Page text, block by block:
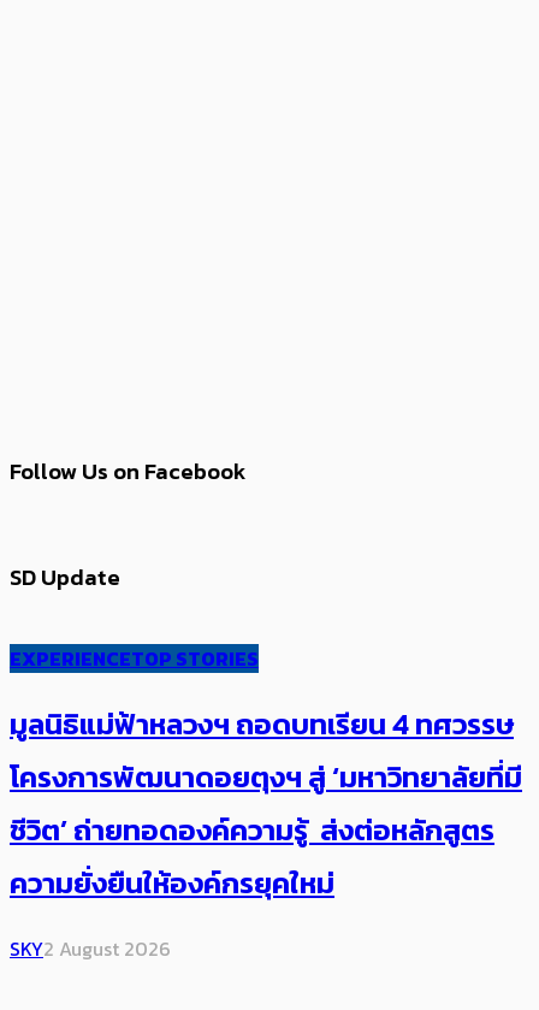
Follow Us on Facebook
SD Update
EXPERIENCETOP STORIES
มูลนิธิแม่ฟ้าหลวงฯ ถอดบทเรียน 4 ทศวรรษ
โครงการพัฒนาดอยตุงฯ สู่ ‘มหาวิทยาลัยที่มี
ชีวิต’ ถ่ายทอดองค์ความรู้ ส่งต่อหลักสูตร
ความยั่งยืนให้องค์กรยุคใหม่
SKY2 August 2026